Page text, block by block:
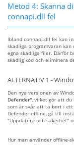
Metod 4: Skanna
connapi.dll fel
Ibland connapi.dll fel kan
skadliga programvaran
egna skadliga filer. Därför
skadlig kod och eliminera
ALTERNATIV 1 -
Den nya versionen av
Defender" , vilket gör att
som är svår att ta bort i ett
Defender offline, gå till
"Uppdatera och säkerhet"
Hur man använder offline-